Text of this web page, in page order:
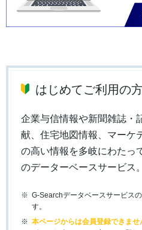
はじめてご利用の
企業与信情報や新聞雑誌・
献、住宅地図情報、マーケ
の高い情報を多岐にわたっ
のデーターベースサービス。
G-Searchデータベースサービス
す。
本ページからは会員登録できませ